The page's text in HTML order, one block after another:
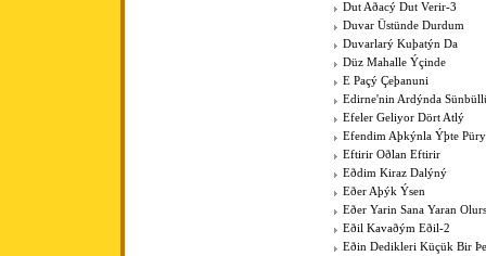
Dut Aðacý Dut Verir-3
Duvar Üstünde Durdum
Duvarlarý Kuþatýn Da
Düz Mahalle Ýçinde
E Paçý Çeþanuni
Edirne'nin Ardýnda
Efeler Geliyor Dört Atlý
Efendim Aþkýnla Ýþte
Eftirir Oðlan Eftirir
Eðdim Kiraz Dalýný
Eðer Aþýk Ýsen
Eðer Yarin Sana Yaran
Eðil Kavaðým Eðil-2
Eðin Dedikleri Küçük Bir